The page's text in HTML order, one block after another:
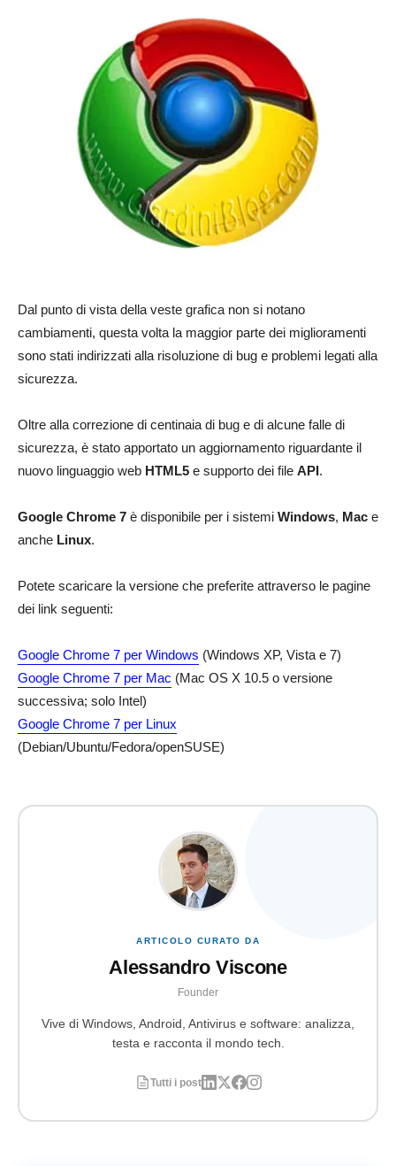
Dal punto di vista della veste grafica non si notano
cambiamenti, questa volta la maggior parte dei miglioramenti
sono stati indirizzati alla risoluzione di bug e problemi legati alla
sicurezza.
Oltre alla correzione di centinaia di bug e di alcune falle di
sicurezza, è stato apportato un aggiornamento riguardante il
nuovo linguaggio web HTML5 e supporto dei file API.
Google Chrome 7 è disponibile per i sistemi Windows, Mac e
anche Linux.
Potete scaricare la versione che preferite attraverso le pagine
dei link seguenti:
Google Chrome 7 per Windows (Windows XP, Vista e 7)
Google Chrome 7 per Mac (Mac OS X 10.5 o versione
successiva; solo Intel)
Google Chrome 7 per Linux
(Debian/Ubuntu/Fedora/openSUSE)
ARTICOLO CURATO DA
Alessandro Viscone
Founder
Vive di Windows, Android, Antivirus e software: analizza,
testa e racconta il mondo tech.
Tutti i post